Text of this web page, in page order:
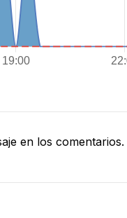
en los comentarios.